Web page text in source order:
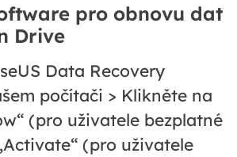
pro obnovu dat
Drive
Data Recovery
počítači > Klikněte na
(pro uživatele bezplatné
(pro uživatele